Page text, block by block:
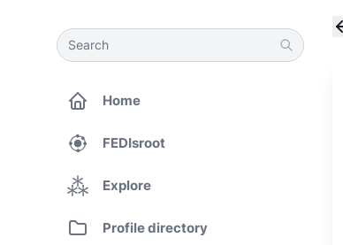
Search
Search
Home
FEDIsroot
Explore
Profile directory